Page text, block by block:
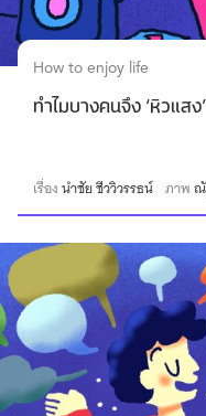
How to enjoy life
ทำไมบางคนจึง ‘หิวแสง
เรื่องนำชัย ชีววิวรรธน์ ภาพ